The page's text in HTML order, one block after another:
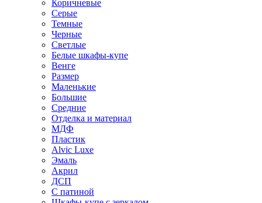
Коричневые
Серые
Темные
Черные
Светлые
Белые шкафы-купе
Венге
Размер
Маленькие
Большие
Средние
Отделка и материал
МДФ
Пластик
Alvic Luxe
Эмаль
Акрил
ДСП
С патиной